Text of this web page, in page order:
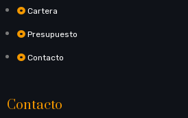
Cartera
Presupuesto
Contacto
Contacto